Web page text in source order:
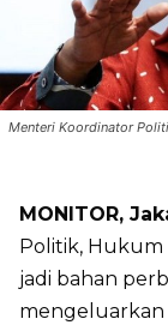
Menteri Koordinator
MONITOR,
Politik,
jadi bahan
mengeluarkan